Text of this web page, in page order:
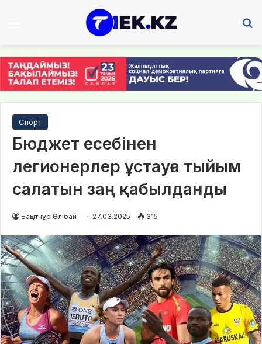
Спорт
Бюджет есебінен
легионерлер ұстауға тыйым
салатын заң қабылданды
Бақытнұр Әлібай 27.03.2025 315